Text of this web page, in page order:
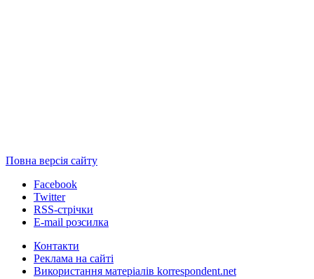
Повна версія сайту
Facebook
Twitter
RSS-стрічки
E-mail розсилка
Контакти
Реклама на сайті
Використання матеріалів korrespondent.net